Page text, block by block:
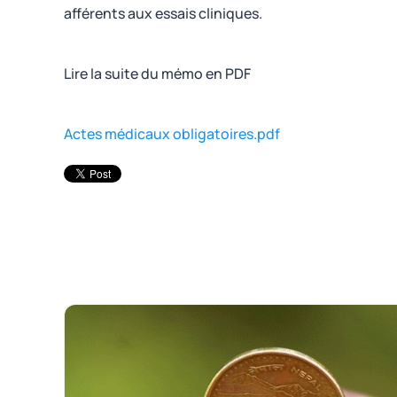
afférents aux essais cliniques.
Lire la suite du mémo en PDF
Actes médicaux obligatoires.pdf